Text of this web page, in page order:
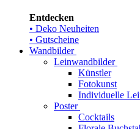
Entdecken
• Deko Neuheiten
• Gutscheine
Wandbilder
Leinwandbilder
Künstler
Fotokunst
Individuelle
Poster
Cocktails